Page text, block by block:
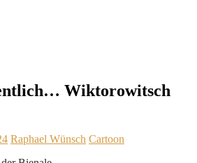
Wiktorowitsch
Raphael Wünsch Cartoon